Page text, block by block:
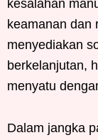
kesalahan
keamanan dan
menyediakan
berkelanjutan,
menyatu
Dalam jangka